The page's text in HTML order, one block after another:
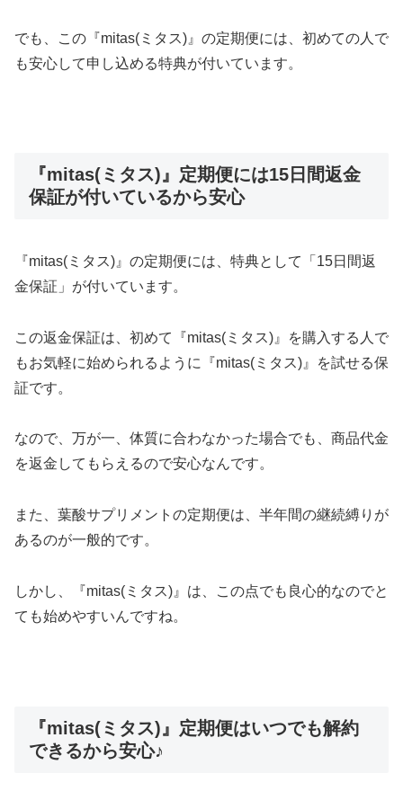
でも、この『mitas(ミタス)』の定期便には、初めての人で
も安心して申し込める特典が付いています。
『mitas(ミタス)』定期便には15日間返金
保証が付いているから安心
『mitas(ミタス)』の定期便には、特典として「15日間返
金保証」が付いています。
この返金保証は、初めて『mitas(ミタス)』を購入する人で
もお気軽に始められるように『mitas(ミタス)』を試せる保
証です。
なので、万が一、体質に合わなかった場合でも、商品代金
を返金してもらえるので安心なんです。
また、葉酸サプリメントの定期便は、半年間の継続縛りが
あるのが一般的です。
しかし、『mitas(ミタス)』は、この点でも良心的なのでと
ても始めやすいんですね。
『mitas(ミタス)』定期便はいつでも解約
できるから安心♪